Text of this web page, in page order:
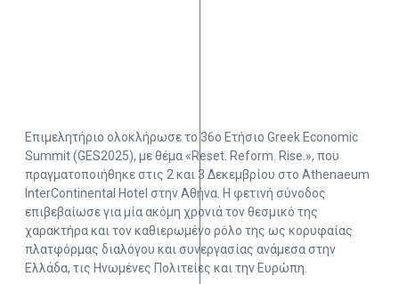
Επιμελητήριο ολοκλήρωσε το 36ο Ετήσιο Greek Economic
Summit (GES2025), με θέμα «Reset. Reform. Rise.», που
πραγματοποιήθηκε στις 2 και 3 Δεκεμβρίου στο Athenaeum
InterContinental Hotel στην Αθήνα. Η φετινή σύνοδος
επιβεβαίωσε για μία ακόμη χρονιά τον θεσμικό της
χαρακτήρα και τον καθιερωμένο ρόλο της ως κορυφαίας
πλατφόρμας διαλόγου και συνεργασίας ανάμεσα στην
Ελλάδα, τις Ηνωμένες Πολιτείες και την Ευρώπη.